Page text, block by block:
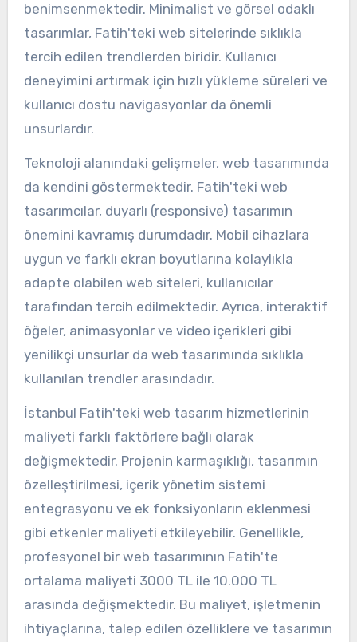
benimsenmektedir. Minimalist ve görsel odaklı
tasarımlar, Fatih'teki web sitelerinde sıklıkla
tercih edilen trendlerden biridir. Kullanıcı
deneyimini artırmak için hızlı yükleme süreleri ve
kullanıcı dostu navigasyonlar da önemli
unsurlardır.
Teknoloji alanındaki gelişmeler, web tasarımında
da kendini göstermektedir. Fatih'teki web
tasarımcılar, duyarlı (responsive) tasarımın
önemini kavramış durumdadır. Mobil cihazlara
uygun ve farklı ekran boyutlarına kolaylıkla
adapte olabilen web siteleri, kullanıcılar
tarafından tercih edilmektedir. Ayrıca, interaktif
öğeler, animasyonlar ve video içerikleri gibi
yenilikçi unsurlar da web tasarımında sıklıkla
kullanılan trendler arasındadır.
İstanbul Fatih'teki web tasarım hizmetlerinin
maliyeti farklı faktörlere bağlı olarak
değişmektedir. Projenin karmaşıklığı, tasarımın
özelleştirilmesi, içerik yönetim sistemi
entegrasyonu ve ek fonksiyonların eklenmesi
gibi etkenler maliyeti etkileyebilir. Genellikle,
profesyonel bir web tasarımının Fatih'te
ortalama maliyeti 3000 TL ile 10.000 TL
arasında değişmektedir. Bu maliyet, işletmenin
ihtiyaçlarına, talep edilen özelliklere ve tasarımın